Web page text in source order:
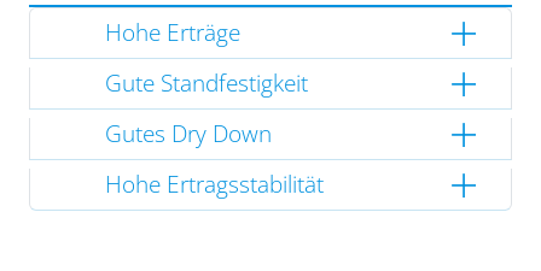
Hohe Erträge
Gute Standfestigkeit
Gutes Dry Down
Hohe Ertragsstabilität